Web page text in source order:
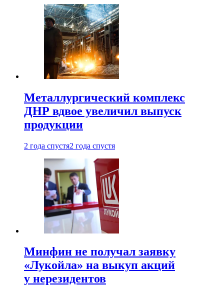
Металлургический комплекс
ДНР вдвое увеличил выпуск
продукции
2 года спустя2 года спустя
Минфин не получал заявку
«Лукойла» на выкуп акций
у нерезидентов